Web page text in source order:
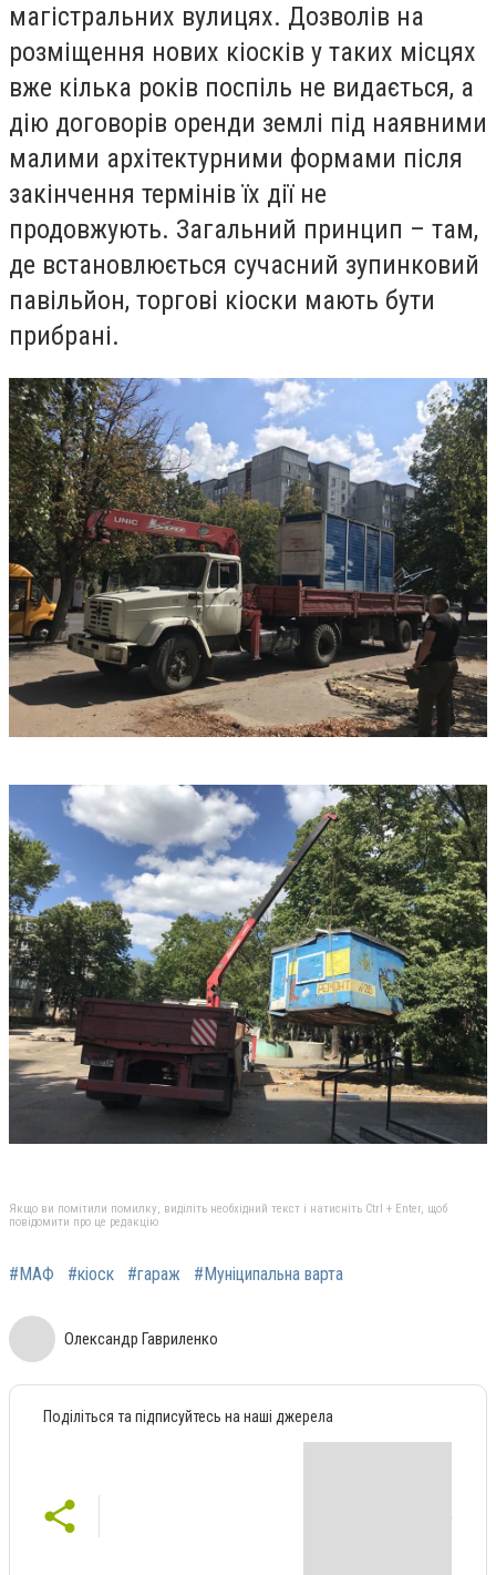
магістральних вулицях. Дозволів на
розміщення нових кіосків у таких місцях
вже кілька років поспіль не видається, а
дію договорів оренди землі під наявними
малими архітектурними формами після
закінчення термінів їх дії не
продовжують. Загальний принцип – там,
де встановлюється сучасний зупинковий
павільйон, торгові кіоски мають бути
прибрані.
Якщо ви помітили помилку, виділіть необхідний текст і натисніть Ctrl + Enter, щоб
повідомити про це редакцію
#МАФ #кіоск #гараж #Муніципальна варта
Олександр Гавриленко
Поділіться та підписуйтесь на наші джерела